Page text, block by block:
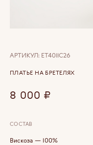
АРТИКУЛ: ET4011C26
ПЛАТЬЕ НА БРЕТЕЛЯХ
8 000 ₽
СОСТАВ
Вискоза — 100%